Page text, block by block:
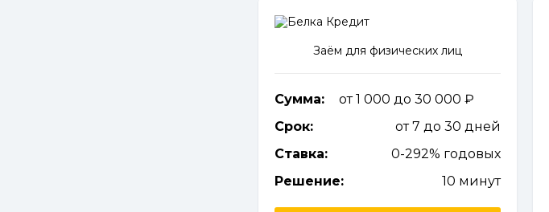
Заём для физических лиц
Сумма:
от 1 000 до 30 000
Срок:
от 7 до 30 дней
Ставка:
0-292% годовых
Решение:
10 минут